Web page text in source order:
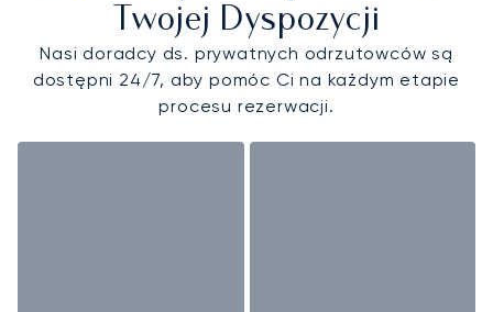
Twojej Dyspozycji
Nasi doradcy ds. prywatnych odrzutowców są
dostępni 24/7, aby pomóc Ci na każdym etapie
procesu rezerwacji.